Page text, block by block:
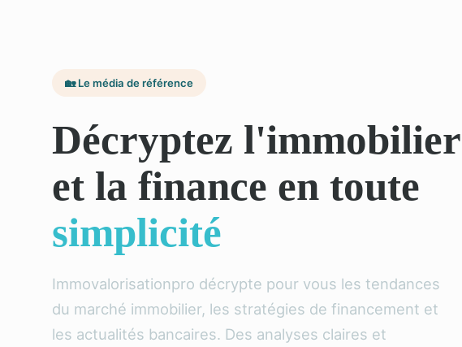
🏡 Le média de référence
Décryptez l'immobilier
et la finance en toute
simplicité
Immovalorisationpro décrypte pour vous les tendances
du marché immobilier, les stratégies de financement et
les actualités bancaires. Des analyses claires et